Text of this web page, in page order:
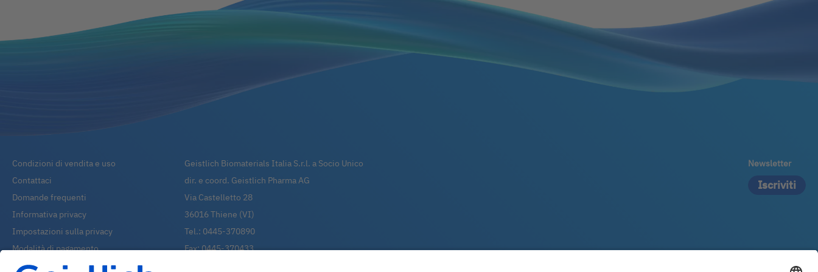
Condizioni di vendita e uso
Contattaci
Domande frequenti
Informativa privacy
Impostazioni sulla privacy
Modalità di pagamento
Modalità di spedizione
Geistlich Biomaterials Italia S.r.l. a Socio Unico
dir. e coord. Geistlich Pharma AG
Via Castelletto 28
36016Thiene (VI)
Tel.: 0445-370890
Fax:0445-370433
Newsletter
Iscriviti